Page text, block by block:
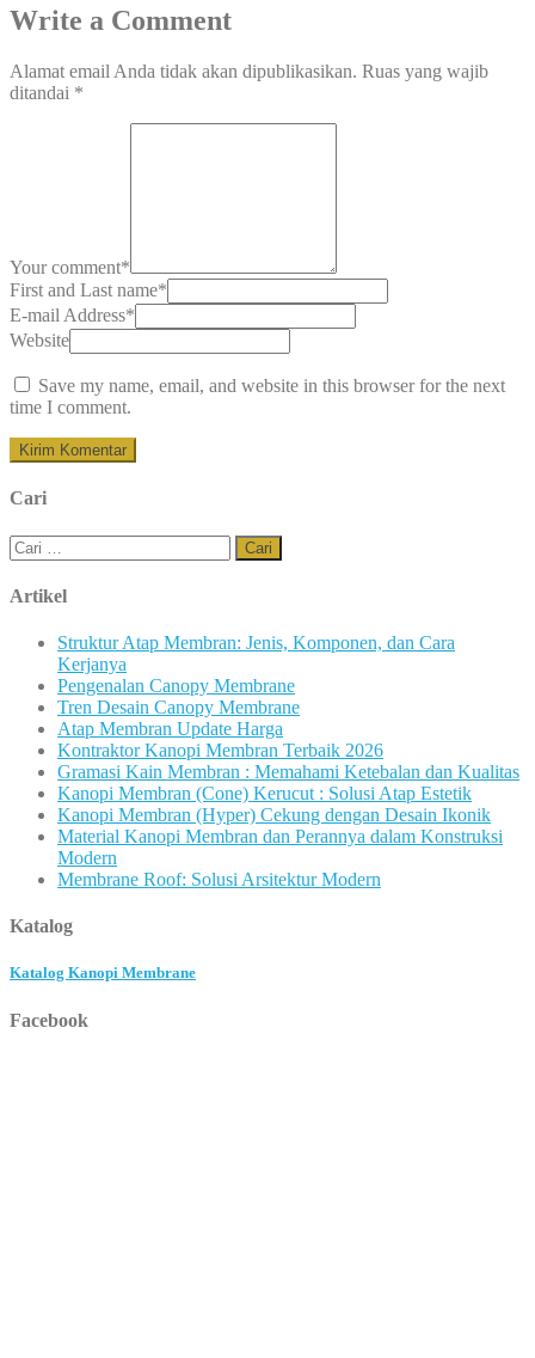
Write a Comment
Alamat email Anda tidak akan dipublikasikan. Ruas yang wajib
ditandai *
Your comment*
First and Last name*
E-mail Address*
Website
Save my name, email, and website in this browser for the next
time I comment.
Cari
Cari
untuk:
Artikel
Struktur Atap Membran: Jenis, Komponen, dan Cara
Kerjanya
Pengenalan Canopy Membrane
Tren Desain Canopy Membrane
Atap Membran Update Harga
Kontraktor Kanopi Membran Terbaik 2026
Gramasi Kain Membran : Memahami Ketebalan dan Kualitas
Kanopi Membran (Cone) Kerucut : Solusi Atap Estetik
Kanopi Membran (Hyper) Cekung dengan Desain Ikonik
Material Kanopi Membran dan Perannya dalam Konstruksi
Modern
Membrane Roof: Solusi Arsitektur Modern
Katalog
Katalog Kanopi Membrane
Facebook